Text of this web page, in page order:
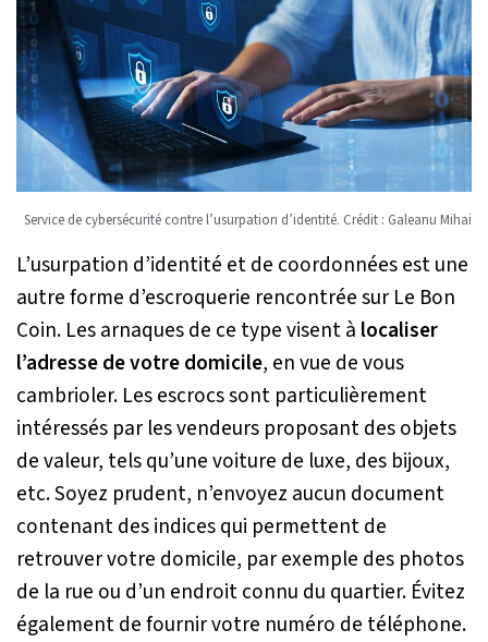
Service de cybersécurité contre l’usurpation d’identité. Crédit : Galeanu Mihai
L’usurpation d’identité et de coordonnées est une
autre forme d’escroquerie rencontrée sur Le Bon
Coin. Les arnaques de ce type visent à localiser
l’adresse de votre domicile, en vue de vous
cambrioler. Les escrocs sont particulièrement
intéressés par les vendeurs proposant des objets
de valeur, tels qu’une voiture de luxe, des bijoux,
etc. Soyez prudent, n’envoyez aucun document
contenant des indices qui permettent de
retrouver votre domicile, par exemple des photos
de la rue ou d’un endroit connu du quartier. Évitez
également de fournir votre numéro de téléphone.